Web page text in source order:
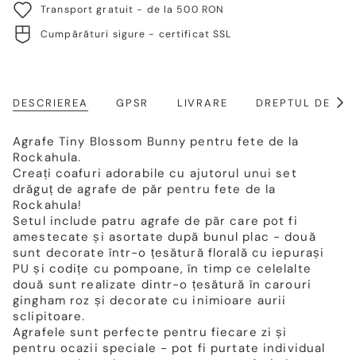
Transport gratuit - de la 500 RON
Cumpărături sigure - certificat SSL
DESCRIEREA GPSR LIVRARE DREPTUL DE
Agrafe Tiny Blossom Bunny pentru fete de la
Rockahula.
Creați coafuri adorabile cu ajutorul unui set
drăguț de agrafe de păr pentru fete de la
Rockahula!
Setul include patru agrafe de păr care pot fi
amestecate și asortate după bunul plac - două
sunt decorate într-o țesătură florală cu iepurași
PU și codițe cu pompoane, în timp ce celelalte
două sunt realizate dintr-o țesătură în carouri
gingham roz și decorate cu inimioare aurii
sclipitoare.
Agrafele sunt perfecte pentru fiecare zi și
pentru ocazii speciale - pot fi purtate individual